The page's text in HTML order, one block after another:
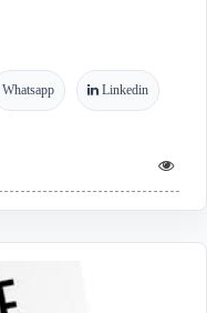
Whatsapp Linkedin